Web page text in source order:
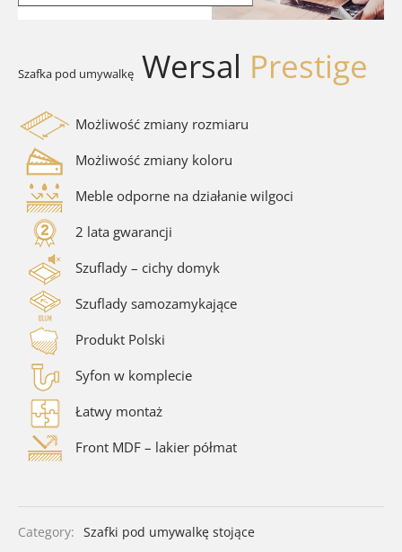
Szafka pod umywalkę Wersal Prestige
Możliwość zmiany rozmiaru
Możliwość zmiany koloru
Meble odporne na działanie wilgoci
2 lata gwarancji
Szuflady – cichy domyk
Szuflady samozamykające
Produkt Polski
Syfon w komplecie
Łatwy montaż
Front MDF – lakier półmat
Category: Szafki pod umywalkę stojące